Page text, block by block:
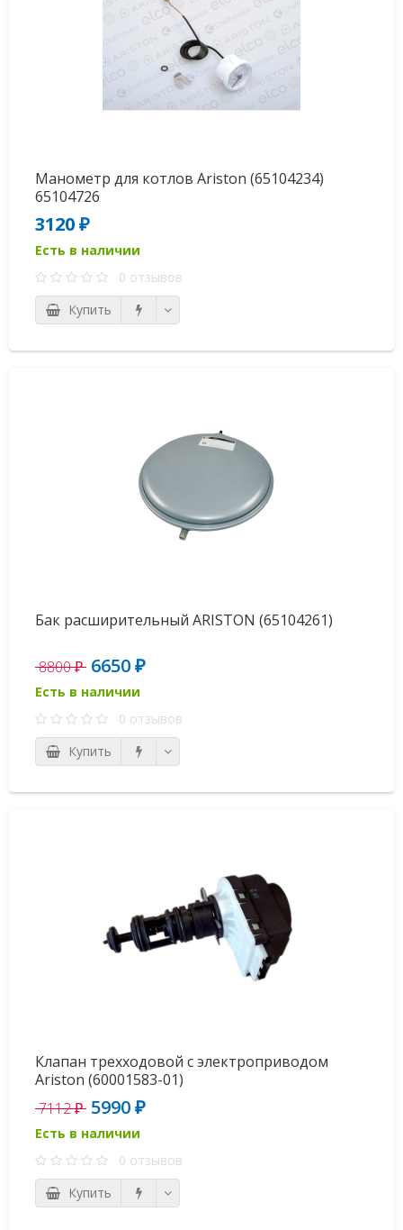
Манометр для котлов Ariston (65104234)
65104726
3120 ₽
Есть в наличии
0 отзывов
Купить
Бак расширительный ARISTON (65104261)
8800 ₽ 6650 ₽
Есть в наличии
0 отзывов
Купить
Клапан трехходовой с электроприводом
Ariston (60001583-01)
7112 ₽ 5990 ₽
Есть в наличии
0 отзывов
Купить